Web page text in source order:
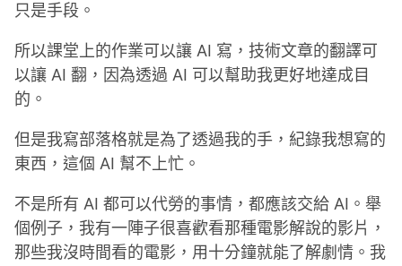
只是手段。
所以課堂上的作業可以讓 AI 寫，技術文章的翻譯可
以讓 AI 翻，因為透過 AI 可以幫助我更好地達成目
的。
但是我寫部落格就是為了透過我的手，紀錄我想寫的
東西，這個 AI 幫不上忙。
不是所有 AI 都可以代勞的事情，都應該交給 AI。舉
個例子，我有一陣子很喜歡看那種電影解說的影片，
那些我沒時間看的電影，用十分鐘就能了解劇情。我